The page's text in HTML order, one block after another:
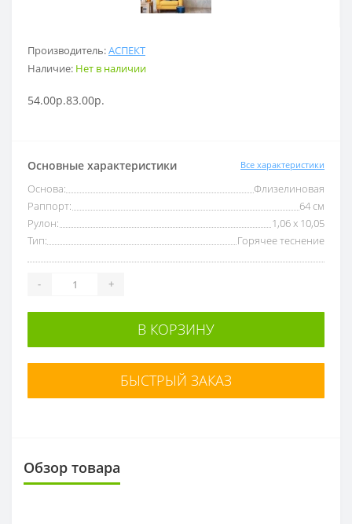
Производитель:АСПЕКТ
Наличие: Нет в наличии
54.00р.83.00р.
Основные характеристики Все характеристики
Основа:
Флизелиновая
Раппорт:
64 см
Рулон:
1,06 x 10,05
Тип:
Горячее теснение
- +
В КОРЗИНУ
БЫСТРЫЙ ЗАКАЗ
Обзор товара